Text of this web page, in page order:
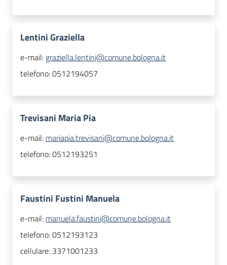
Lentini Graziella
e-mail: graziella.lentini@comune.bologna.it
telefono:0512194057
Trevisani Maria Pia
e-mail: mariapia.trevisani@comune.bologna.it
telefono:0512193251
Faustini Fustini Manuela
e-mail: manuela.faustini@comune.bologna.it
telefono:0512193123
cellulare: 3371001233